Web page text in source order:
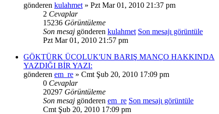
gönderen kulahmet » Pzt Mar 01, 2010 21:37 pm
2 Cevaplar
15236 Görüntüleme
Son mesaj gönderen kulahmet Son mesajı görüntüle
Pzt Mar 01, 2010 21:57 pm
GÖKTÜRK ÜÇOLUK'UN BARIŞ MANÇO HAKKINDA
YAZDIĞI BİR YAZI:
gönderen em_re » Cmt Şub 20, 2010 17:09 pm
0 Cevaplar
20297 Görüntüleme
Son mesaj gönderen em_re Son mesajı görüntüle
Cmt Şub 20, 2010 17:09 pm